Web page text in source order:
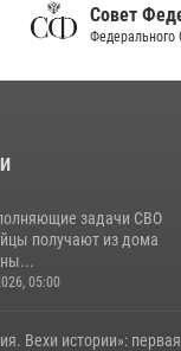
Федерации
Собрания РФ
задачи СВО
получают из дома
05:00
Вехи истории»: первая